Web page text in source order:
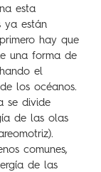
esta
ya están
hay que
una forma de
el
los océanos.
se divide
de las olas
comunes,
de las